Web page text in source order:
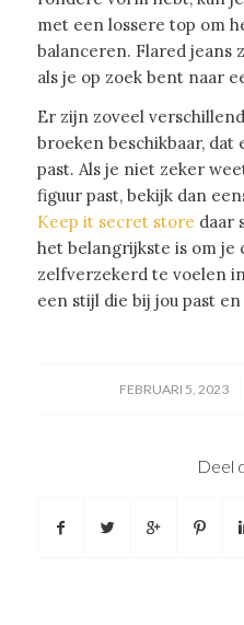
met een lossere top om
balanceren. Flared jeans
als je op zoek bent naar
Er zijn zoveel
broeken beschikbaar, dat
past. Als je niet zeker
figuur past, bekijk dan
Keep it secret store daar
het belangrijkste is om je
zelfverzekerd te voelen
een stijl die bij jou past
FEBRUARI 5, 2023
/
Deel